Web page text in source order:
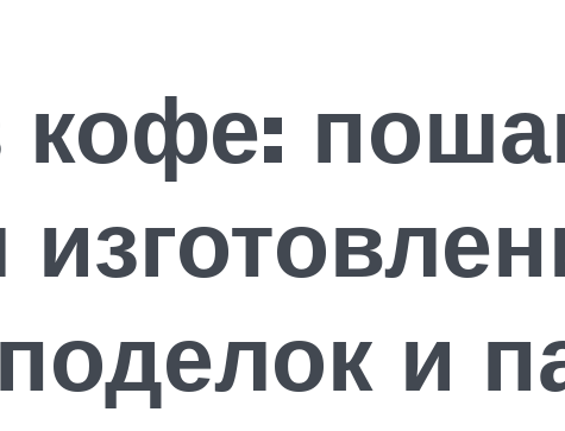
кофе:
и